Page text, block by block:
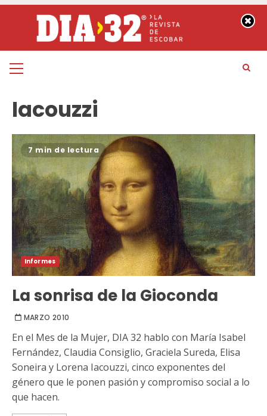
contenido
Menú
Iacouzzi
7 min de lectura
Informes
La sonrisa de la Gioconda
MARZO 2010
En el Mes de la Mujer, DIA 32 hablo con María Isabel
Fernández, Claudia Consiglio, Graciela Sureda, Elisa
Soneira y Lorena Iacouzzi, cinco exponentes del
género que le ponen pasión y compromiso social a lo
que hacen.